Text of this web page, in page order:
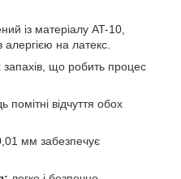
із матеріалу AT-10,
на латекс.
запахів, що робить процес
помітні відчуття обох
мм забезпечує